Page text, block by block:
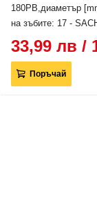
180PB,диаметър
на зъбите: 17 -
33,99 лв /
Поръчай